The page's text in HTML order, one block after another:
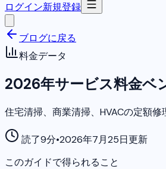
ログイン新規登録
ブログに戻る
料金データ
2026年サービス料金ベ
住宅清掃、商業清掃、HVACの定額
読了9分•2026年7月25日更新
このガイドで得られること